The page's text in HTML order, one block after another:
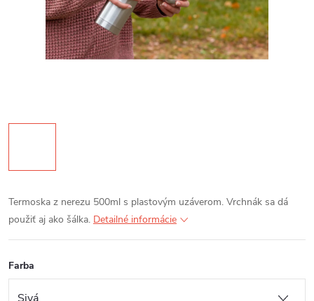
Termoska z nerezu 500ml s plastovým uzáverom. Vrchnák sa dá
použiť aj ako šálka. Detailné informácie
Farba